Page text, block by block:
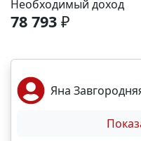
Безопасный двор без
подземный паркинг.
2 мин На машине: ✈
пляж – 10 мин. 🏙
Крымский мост – 4:30
покупки: •
застройщика; •
Необходимый доход
78 793 ₽
Яна